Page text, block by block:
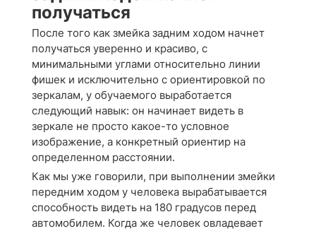
получаться
После того как змейка задним ходом начнет
получаться уверенно и красиво, с
минимальными углами относительно линии
фишек и исключительно с ориентировкой по
зеркалам, у обучаемого выработается
следующий навык: он начинает видеть в
зеркале не просто какое-то условное
изображение, а конкретный ориентир на
определенном расстоянии.
Как мы уже говорили, при выполнении змейки
передним ходом у человека вырабатывается
способность видеть на 180 градусов перед
автомобилем. Когда же человек овладевает